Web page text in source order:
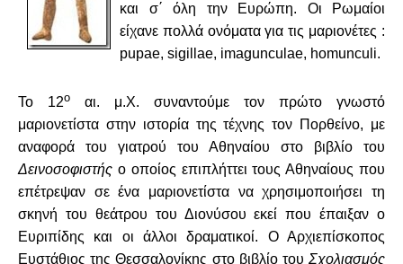
και σ΄ όλη την Ευρώπη. Οι Ρωμαίοι
είχανε πολλά ονόματα για τις μαριονέτες :
pupae, sigillae, imagunculae, homunculi.
Το 12ο αι. μ.Χ. συναντούμε τον πρώτο γνωστό
μαριονετίστα στην ιστορία της τέχνης τον Πορθείνο, με
αναφορά του γιατρού του Αθηναίου στο βιβλίο του
Δεινοσοφιστής ο οποίος επιπλήττει τους Αθηναίους που
επέτρεψαν σε ένα μαριονετίστα να χρησιμοποιήσει τη
σκηνή του θεάτρου του Διονύσου εκεί που έπαιξαν ο
Ευριπίδης και οι άλλοι δραματικοί. Ο Αρχιεπίσκοπος
Ευστάθιος της Θεσσαλονίκης στο βιβλίο του Σχολιασμός